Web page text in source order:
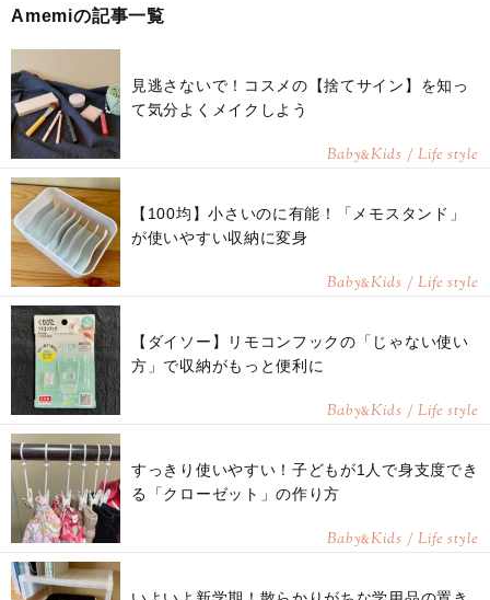
Amemiの記事一覧
見逃さないで！コスメの【捨てサイン】を知っ
て気分よくメイクしよう
Baby&Kids / Life style
【100均】小さいのに有能！「メモスタンド」
が使いやすい収納に変身
Baby&Kids / Life style
【ダイソー】リモコンフックの「じゃない使い
方」で収納がもっと便利に
Baby&Kids / Life style
すっきり使いやすい！子どもが1人で身支度でき
る「クローゼット」の作り方
Baby&Kids / Life style